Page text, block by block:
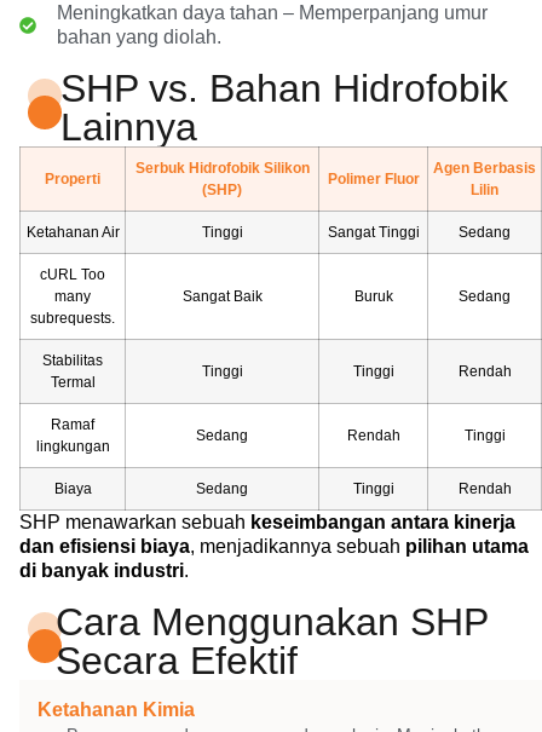
Meningkatkan daya tahan – Memperpanjang umur
bahan yang diolah.
SHP vs. Bahan Hidrofobik
Lainnya
Properti
Serbuk Hidrofobik Silikon
(SHP)
Polimer Fluor
Agen Berbasis
Lilin
Ketahanan Air Tinggi Sangat Tinggi Sedang
cURL Too
many
subrequests.
Sangat Baik Buruk Sedang
Stabilitas
Termal
Tinggi Tinggi Rendah
Ramaf
lingkungan
Sedang Rendah Tinggi
Biaya Sedang Tinggi Rendah
SHP menawarkan sebuah keseimbangan antara kinerja
dan efisiensi biaya, menjadikannya sebuah pilihan utama
di banyak industri.
Cara Menggunakan SHP
Secara Efektif
Ketahanan Kimia